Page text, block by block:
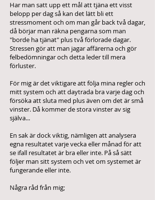
Har man satt upp ett mål att tjäna ett visst
belopp per dag så kan det lätt bli ett
stressmoment och om man går back två dagar,
då börjar man räkna pengarna som man
"borde ha tjänat" plus två förlorade dagar.
Stressen gör att man jagar affärerna och gör
felbedömningar och detta leder till mera
förluster.
För mig är det viktigare att följa mina regler och
mitt system och att daytrada bra varje dag och
försöka att sluta med plus även om det är små
vinster. Då kommer de stora vinster av sig
själva...
En sak är dock viktig, nämligen att analysera
egna resultatet varje vecka eller månad för att
se ifall resultatet är bra eller inte. På så sätt
följer man sitt system och vet om systemet är
fungerande eller inte.
Några råd från mig;